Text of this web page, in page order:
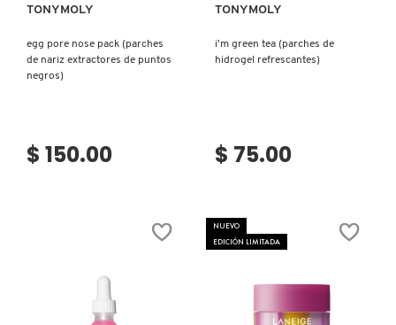
TONYMOLY
egg pore nose pack (parches
de nariz extractores de puntos
negros)
$ 150.00
TONYMOLY
i'm green tea (parches de
hidrogel refrescantes)
$ 75.00
NUEVO
EDICIÓN LIMITADA